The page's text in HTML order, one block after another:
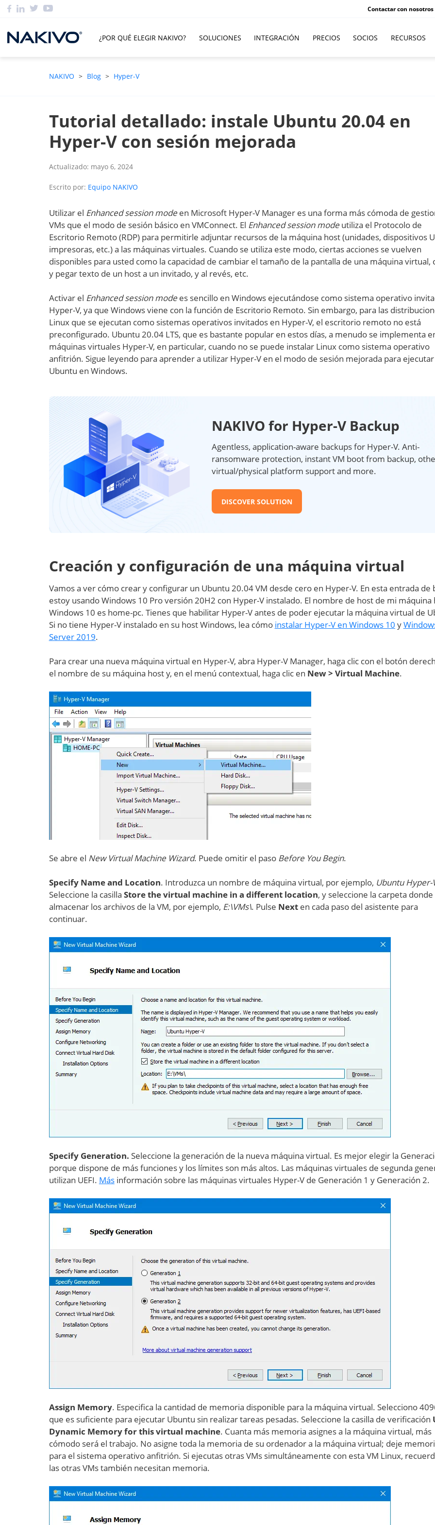
Contactar con nosotros
¿POR QUÉ ELEGIR NAKIVO? SOLUCIONES INTEGRACIÓN PRECIOS SOCIOS RECURSOS
NAKIVO > Blog > Hyper-V
Tutorial detallado: instale Ubuntu 20.04 en
Hyper-V con sesión mejorada
Actualizado: mayo 6, 2024
Escrito por: Equipo NAKIVO
Utilizar el Enhanced session modeen Microsoft Hyper-V Manager es una forma más cómoda de
VMs que el modo de sesión básico en VMConnect. El Enhanced session modeutiliza el Protocolo de
Escritorio Remoto (RDP) para permitirle adjuntar recursos de la máquina host (unidades, dispositivos
impresoras, etc.) a las máquinas virtuales. Cuando se utiliza este modo, ciertas acciones se vuelven
disponibles para usted como la capacidad de cambiar el tamaño de la pantalla de una máquina virtual,
y pegar texto de un host a un invitado, y al revés, etc.
Activar el Enhanced session modees sencillo en Windows ejecutándose como sistema operativo
Hyper-V, ya que Windows viene con la función de Escritorio Remoto. Sin embargo, para las
Linux que se ejecutan como sistemas operativos invitados en Hyper-V, el escritorio remoto no está
preconfigurado. Ubuntu 20.04 LTS, que es bastante popular en estos días, a menudo se implementa
máquinas virtuales Hyper-V, en particular, cuando no se puede instalar Linux como sistema operativo
anfitrión. Sigue leyendo para aprender a utilizar Hyper-V en el modo de sesión mejorada para ejecutar
Ubuntu en Windows.
NAKIVO for Hyper-V Backup
Agentless, application-aware backups for Hyper-V. Anti-
ransomware protection, instant VM boot from backup,
virtual/physical platform support and more.
DISCOVER SOLUTION
Creación y configuración de una máquina virtual
Vamos a ver cómo crear y configurar un Ubuntu 20.04 VM desde cero en Hyper-V. En esta entrada de
estoy usando Windows 10 Pro versión 20H2 con Hyper-V instalado. El nombre de host de mi máquina
Windows 10 es home-pc. Tienes que habilitar Hyper-V antes de poder ejecutar la máquina virtual de
Si no tiene Hyper-V instalado en su host Windows, lea cómo instalar Hyper-V en Windows 10 y
Server 2019.
Para crear una nueva máquina virtual en Hyper-V, abra Hyper-V Manager, haga clic con el botón
el nombre de su máquina host y, en el menú contextual, haga clic en New > Virtual Machine.
Se abre el New Virtual Machine Wizard. Puede omitir el paso Before You Begin.
Specify Name and Location. Introduzca un nombre de máquina virtual, por ejemplo, Ubuntu Hyper-
Seleccione la casilla Store the virtual machine in a different location, y seleccione la carpeta donde
almacenar los archivos de la VM, por ejemplo, E:\VMs\. Pulse Nexten cada paso del asistente para
continuar.
Specify Generation. Seleccione la generación de la nueva máquina virtual. Es mejor elegir la
porque dispone de más funciones y los límites son más altos. Las máquinas virtuales de segunda
utilizan UEFI. Másinformación sobre las máquinas virtuales Hyper-V de Generación 1 y Generación 2.
Assign Memory. Especifica la cantidad de memoria disponible para la máquina virtual. Selecciono
que es suficiente para ejecutar Ubuntu sin realizar tareas pesadas. Seleccione la casilla de verificación
Dynamic Memory for this virtual machine. Cuanta más memoria asignes a la máquina virtual, más
cómodo será el trabajo. No asigne toda la memoria de su ordenador a la máquina virtual; deje
para el sistema operativo anfitrión. Si ejecutas otras VMs simultáneamente con esta VM Linux,
las otras VMs también necesitan memoria.